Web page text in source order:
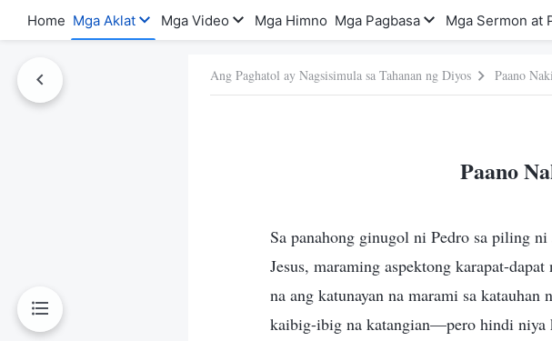
Home Mga Aklat Mga Video Mga Himno Mga Pagbasa Mga Sermon at
Ang Paghatol ay Nagsisimula sa Tahanan ng Diyos Paano
Paano
Sa panahong ginugol ni Pedro sa piling
Jesus, maraming aspektong karapat-
na ang katunayan na marami sa
kaibig-ibig na katangian—pero hindi niya